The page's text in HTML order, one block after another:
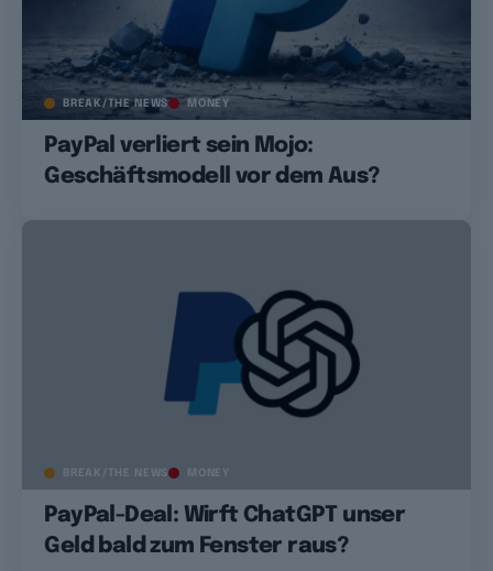
BREAK/THE NEWS MONEY
PayPal verliert sein Mojo:
Geschäftsmodell vor dem Aus?
BREAK/THE NEWS MONEY
PayPal-Deal: Wirft ChatGPT unser
Geld bald zum Fenster raus?